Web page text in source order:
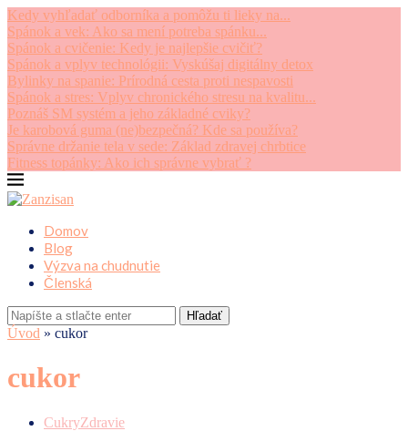
Kedy vyhľadať odborníka a pomôžu ti lieky na...
Spánok a vek: Ako sa mení potreba spánku...
Spánok a cvičenie: Kedy je najlepšie cvičiť?
Spánok a vplyv technológii: Vyskúšaj digitálny detox
Bylinky na spanie: Prírodná cesta proti nespavosti
Spánok a stres: Vplyv chronického stresu na kvalitu...
Poznáš SM systém a jeho základné cviky?
Je karobová guma (ne)bezpečná? Kde sa používa?
Správne držanie tela v sede: Základ zdravej chrbtice
Fitness topánky: Ako ich správne vybrať ?
Domov
Blog
Výzva na chudnutie
Členská
Hľadať
Úvod » cukor
cukor
CukryZdravie